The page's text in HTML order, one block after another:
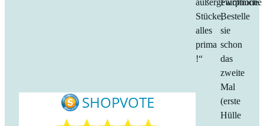
Stücke,
alles
prima
!“
Bestelle
sie
schon
das
zweite
Mal
(erste
Hülle